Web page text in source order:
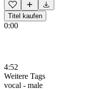
Titel kaufen
0:00
4:52
Weitere Tags
vocal - male